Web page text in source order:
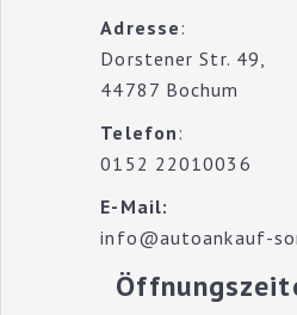
Adresse:
Dorstener Str. 49,
44787 Bochum
Telefon:
0152 22010036
E-Mail:
info@autoankauf-